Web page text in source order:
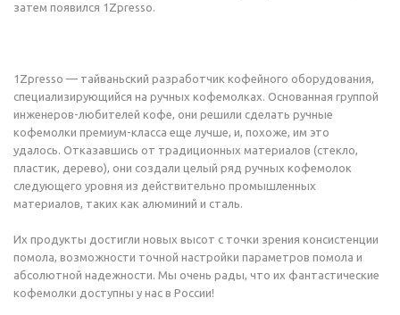
затем появился 1Zpresso.
1Zpresso — тайваньский разработчик кофейного оборудования,
специализирующийся на ручных кофемолках. Основанная группой
инженеров-любителей кофе, они решили сделать ручные
кофемолки премиум-класса еще лучше, и, похоже, им это
удалось. Отказавшись от традиционных материалов (стекло,
пластик, дерево), они создали целый ряд ручных кофемолок
следующего уровня из действительно промышленных
материалов, таких как алюминий и сталь.
Их продукты достигли новых высот с точки зрения консистенции
помола, возможности точной настройки параметров помола и
абсолютной надежности. Мы очень рады, что их фантастические
кофемолки доступны у нас в России!